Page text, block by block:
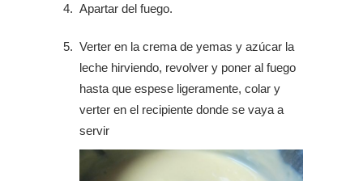
Apartar del fuego.
Verter en la crema de yemas y azúcar la
leche hirviendo, revolver y poner al fuego
hasta que espese ligeramente, colar y
verter en el recipiente donde se vaya a
servir